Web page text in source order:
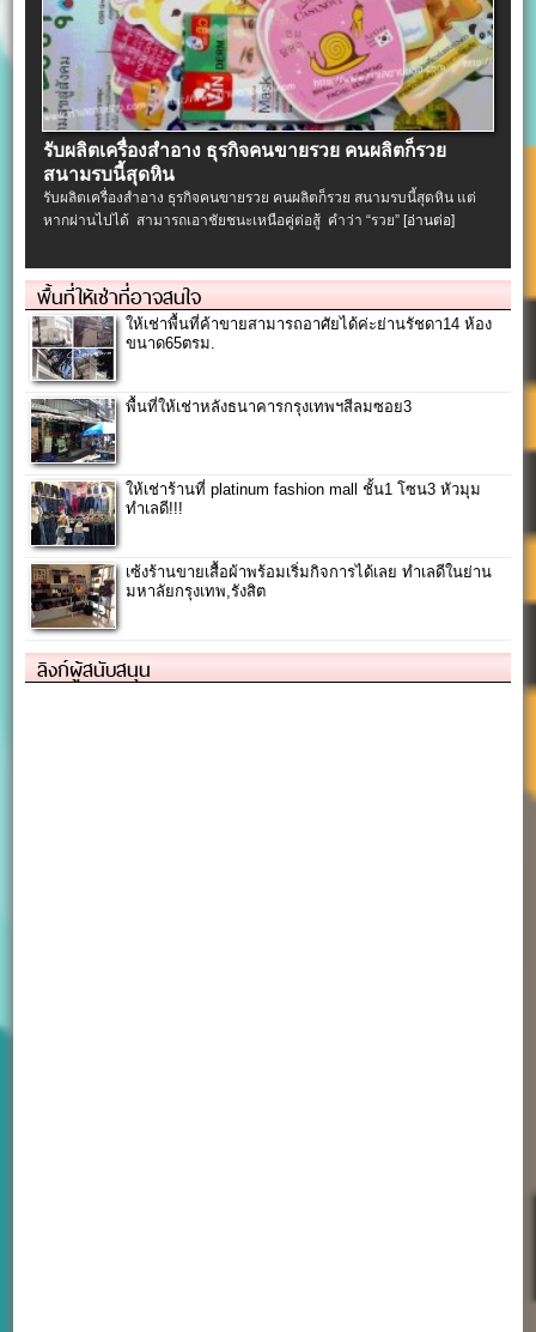
รับผลิตเครื่องสําอาง ธุรกิจคนขายรวย คนผลิตก็รวย
สนามรบนี้สุดหิน
รับผลิตเครื่องสําอาง ธุรกิจคนขายรวย คนผลิตก็รวย สนามรบนี้สุดหิน แต่
หากผ่านไปได้ สามารถเอาชัยชนะเหนือคู่ต่อสู้ คำว่า “รวย”[อ่านต่อ]
พื้นที่ให้เช่าที่อาจสนใจ
ให้เช่าพื้นที่ค้าขายสามารถอาศัยได้ค่ะย่านรัชดา14 ห้อง
ขนาด65ตรม.
พื้นที่ให้เช่าหลังธนาคารกรุงเทพฯสีลมซอย3
ให้เช่าร้านที่ platinum fashion mall ชั้น1 โซน3 หัวมุม
ทำเลดี!!!
เซ้งร้านขายเสื้อผ้าพร้อมเริ่มกิจการได้เลย ทำเลดีในย่าน
มหาลัยกรุงเทพ,รังสิต
ลิงก์ผู้สนับสนุน